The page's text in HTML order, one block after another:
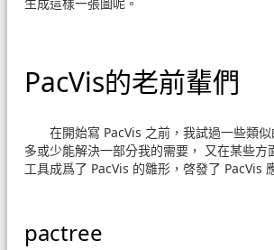
PacVis的老前輩們
在開始寫 PacVis 之前，我試過一些類
多或少能解決一部分我的需要， 又在某些方
工具成爲了 PacVis 的雛形，啓發了 PacVis
pactree